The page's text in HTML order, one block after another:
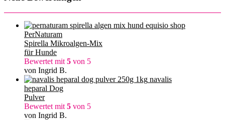
PerNaturam
Spirella Mikroalgen-Mix
für Hunde
Bewertet mit 5 von 5
von Ingrid B.
navalis
heparal Dog
Pulver
Bewertet mit 5 von 5
von Ingrid B.